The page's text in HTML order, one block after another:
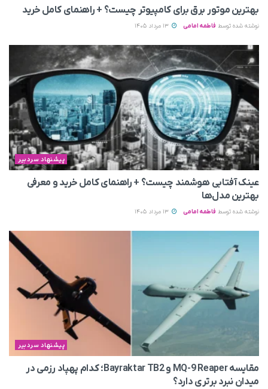
بهترین موتور برق برای کامپیوتر چیست؟ + راهنمای کامل خرید
نوشته شده توسط فاطمه امامی
پیشنهاد سردبیر
عینک آفتابی هوشمند چیست؟ + راهنمای کامل خرید و معرفی
بهترین مدل‌ها
نوشته شده توسط فاطمه امامی
پیشنهاد سردبیر
مقایسه MQ-9 Reaper و Bayraktar TB2؛ کدام پهپاد رزمی در
میدان نبرد برتری دارد؟